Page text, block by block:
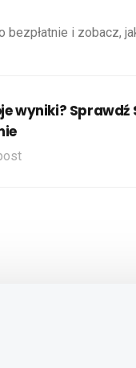
bezpłatnie i zobacz,
wyniki?